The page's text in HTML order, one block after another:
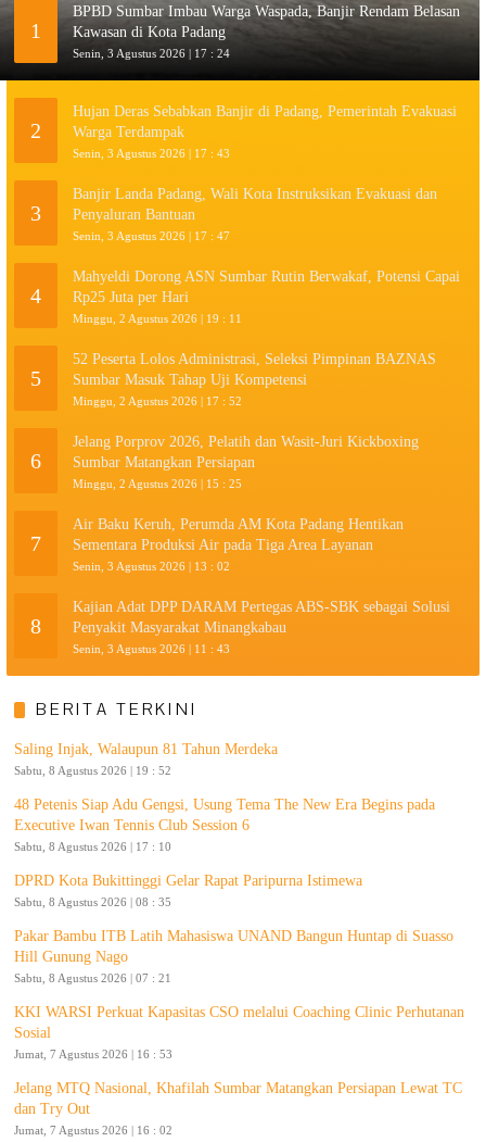
1
BPBD Sumbar Imbau Warga Waspada, Banjir Rendam Belasan
Kawasan di Kota Padang
Senin, 3 Agustus 2026 | 17 : 24
2
Hujan Deras Sebabkan Banjir di Padang, Pemerintah Evakuasi
Warga Terdampak
Senin, 3 Agustus 2026 | 17 : 43
3
Banjir Landa Padang, Wali Kota Instruksikan Evakuasi dan
Penyaluran Bantuan
Senin, 3 Agustus 2026 | 17 : 47
4
Mahyeldi Dorong ASN Sumbar Rutin Berwakaf, Potensi Capai
Rp25 Juta per Hari
Minggu, 2 Agustus 2026 | 19 : 11
5
52 Peserta Lolos Administrasi, Seleksi Pimpinan BAZNAS
Sumbar Masuk Tahap Uji Kompetensi
Minggu, 2 Agustus 2026 | 17 : 52
6
Jelang Porprov 2026, Pelatih dan Wasit-Juri Kickboxing
Sumbar Matangkan Persiapan
Minggu, 2 Agustus 2026 | 15 : 25
7
Air Baku Keruh, Perumda AM Kota Padang Hentikan
Sementara Produksi Air pada Tiga Area Layanan
Senin, 3 Agustus 2026 | 13 : 02
8
Kajian Adat DPP DARAM Pertegas ABS-SBK sebagai Solusi
Penyakit Masyarakat Minangkabau
Senin, 3 Agustus 2026 | 11 : 43
BERITA TERKINI
Saling Injak, Walaupun 81 Tahun Merdeka
Sabtu, 8 Agustus 2026 | 19 : 52
48 Petenis Siap Adu Gengsi, Usung Tema The New Era Begins pada
Executive Iwan Tennis Club Session 6
Sabtu, 8 Agustus 2026 | 17 : 10
DPRD Kota Bukittinggi Gelar Rapat Paripurna Istimewa
Sabtu, 8 Agustus 2026 | 08 : 35
Pakar Bambu ITB Latih Mahasiswa UNAND Bangun Huntap di Suasso
Hill Gunung Nago
Sabtu, 8 Agustus 2026 | 07 : 21
KKI WARSI Perkuat Kapasitas CSO melalui Coaching Clinic Perhutanan
Sosial
Jumat, 7 Agustus 2026 | 16 : 53
Jelang MTQ Nasional, Khafilah Sumbar Matangkan Persiapan Lewat TC
dan Try Out
Jumat, 7 Agustus 2026 | 16 : 02